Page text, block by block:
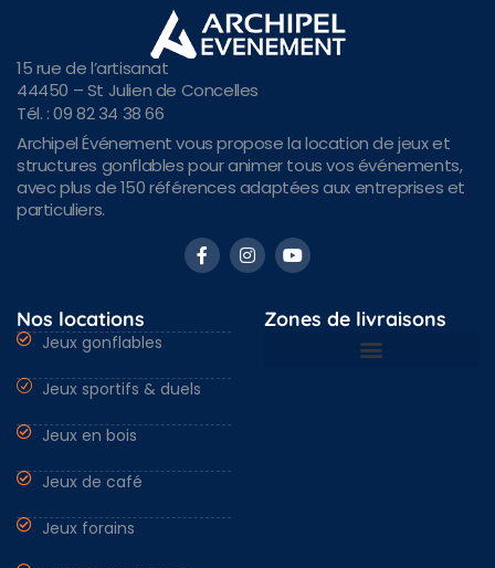
15 rue de l’artisanat
44450 – St Julien de Concelles
Tél. : 09 82 34 38 66
Archipel Événement vous propose la location de jeux et
structures gonflables pour animer tous vos événements,
avec plus de 150 références adaptées aux entreprises et
particuliers.
Nos locations
Jeux gonflables
Jeux sportifs & duels
Jeux en bois
Jeux de café
Jeux forains
Zones de livraisons